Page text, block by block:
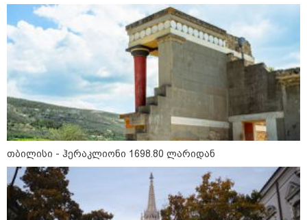
16:22 / 08-08-2026
"აი, ეს არის სამშობლოს
ღალატი" - როგორ ეხმაურება
ნიკა გვარამია აგვისტოს ომთან
დაკავშირებით ირაკლი
კობახიძის განცხადებას?
14:32 / 08-08-2026
"2008 წლის ომი თუ არ
იქნებოდა, დიდი ალბათობით,
არც უკრაინის ომი იქნებოდა" -
შალვა პაპუაშვილი
12:18 / 08-08-2026
თბილისი - ჰერაკლიონი 1698.80 ლარიდან